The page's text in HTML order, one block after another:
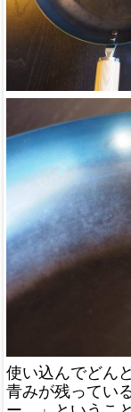
使い込んでどん
青みが残ってい